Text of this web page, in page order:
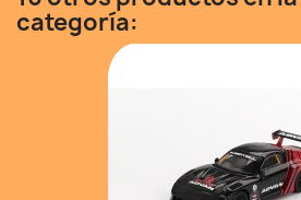
categoría: